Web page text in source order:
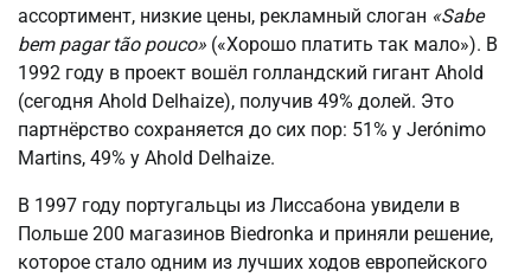
ассортимент, низкие цены, рекламный слоган «Sabe
bem pagar tão pouco» («Хорошо платить так мало»). В
1992 году в проект вошёл голландский гигант Ahold
(сегодня Ahold Delhaize), получив 49% долей. Это
партнёрство сохраняется до сих пор: 51% у Jerónimo
Martins, 49% у Ahold Delhaize.
В 1997 году португальцы из Лиссабона увидели в
Польше 200 магазинов Biedronka и приняли решение,
которое стало одним из лучших ходов европейского